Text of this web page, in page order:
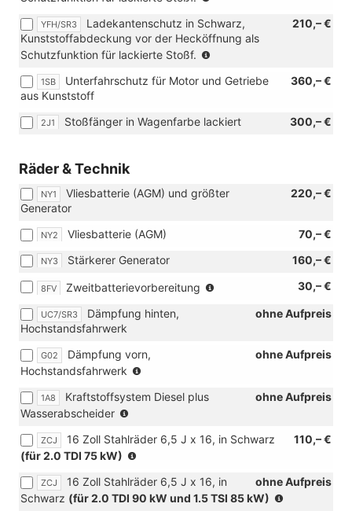
Verbindung
mit
in
lackiert)
YFH/SR3 210,– €
Ladekantenschutz in Schwarz,
Kunststoffabdeckung vor der Hecköffnung als
Schutzfunktion für lackierte Stoßf.
Verbindung
Stoßfänger
1SB 360,– €
Unterfahrschutz für Motor und Getriebe
aus Kunststoff
2J1 300,– €
Stoßfänger in Wagenfarbe lackiert
Räder & Technik
NY1 220,– €
Vliesbatterie (AGM) und größter
Generator
NY2 70,– €
Vliesbatterie (AGM)
NY3 160,– €
Stärkerer Generator
8FV 30,– €
Zweitbatterievorbereitung
Verbindung
Vorbereitung
mit
oder
[IS4]
UC7/SR3 ohne Aufpreis
Dämpfung hinten,
Hochstandsfahrwerk
G02 ohne Aufpreis
Dämpfung vorn,
Hochstandsfahrwerk
Verbindung
Dämpfung
1A8 ohne Aufpreis
Kraftstoffsystem Diesel plus
Wasserabscheider
Verbindung
mit
ZCJ 110,– €
16 Zoll Stahlräder 6,5 J x 16, in Schwarz
(für 2.0 TDI 75 kW)
Verbindung
mit
ZCJ ohne Aufpreis
16 Zoll Stahlräder 6,5 J x 16, in
Schwarz (für 2.0 TDI 90 kW und 1.5 TSI 85 kW)